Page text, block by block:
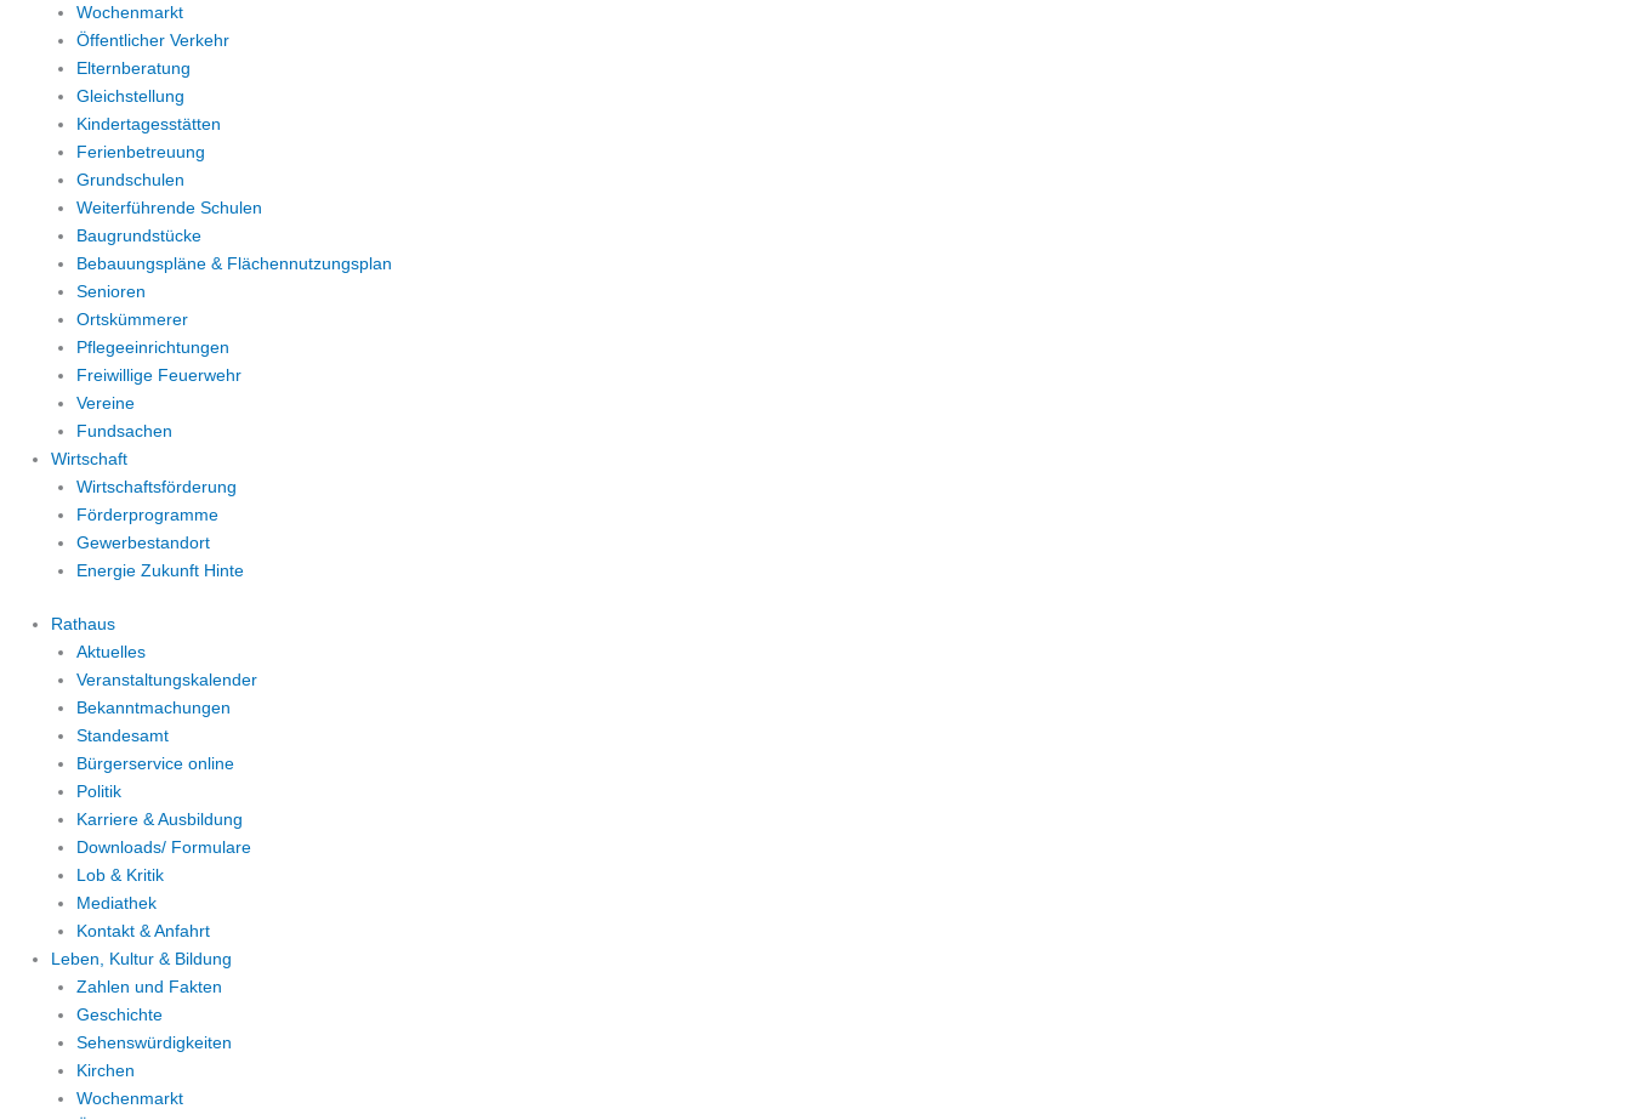
Wochenmarkt
Öffentlicher Verkehr
Elternberatung
Gleichstellung
Kindertagesstätten
Ferienbetreuung
Grundschulen
Weiterführende Schulen
Baugrundstücke
Bebauungspläne & Flächennutzungsplan
Senioren
Ortskümmerer
Pflegeeinrichtungen
Freiwillige Feuerwehr
Vereine
Fundsachen
Wirtschaft
Wirtschaftsförderung
Förderprogramme
Gewerbestandort
Energie Zukunft Hinte
Rathaus
Aktuelles
Veranstaltungskalender
Bekanntmachungen
Standesamt
Bürgerservice online
Politik
Karriere & Ausbildung
Downloads/ Formulare
Lob & Kritik
Mediathek
Kontakt & Anfahrt
Leben, Kultur & Bildung
Zahlen und Fakten
Geschichte
Sehenswürdigkeiten
Kirchen
Wochenmarkt